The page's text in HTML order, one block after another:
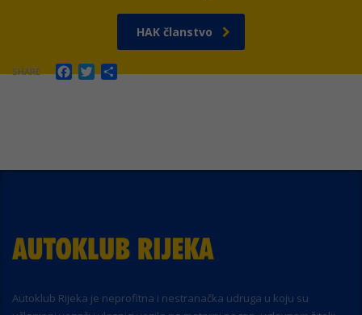
HAK članstvo
SHARE Facebook
Twitter
Share
Autoklub Rijeka je neprofitna i nestranačka udruga u koju su